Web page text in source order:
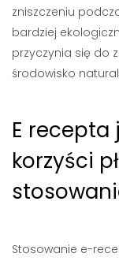
zniszczeniu
bardziej
przyczynia się do
środowisko
E recepta
korzyści
Stosowanie e-